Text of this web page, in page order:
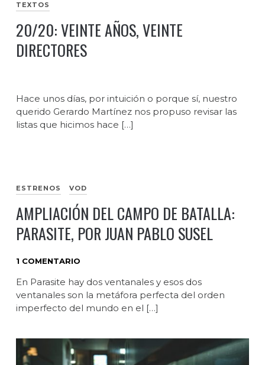
TEXTOS
20/20: VEINTE AÑOS, VEINTE
DIRECTORES
Hace unos días, por intuición o porque sí, nuestro
querido Gerardo Martínez nos propuso revisar las
listas que hicimos hace […]
ESTRENOS VOD
AMPLIACIÓN DEL CAMPO DE BATALLA:
PARASITE, POR JUAN PABLO SUSEL
1 COMENTARIO
En Parasite hay dos ventanales y esos dos
ventanales son la metáfora perfecta del orden
imperfecto del mundo en el […]